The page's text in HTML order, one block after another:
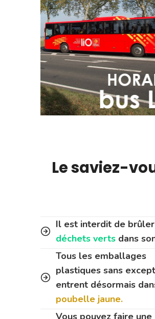
Le saviez-
Il est interdit de
déchets verts dans
Tous les emballages
plastiques sans
entrent désormais
poubelle jaune.